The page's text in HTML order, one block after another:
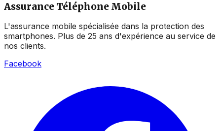
Assurance Téléphone Mobile
L'assurance mobile spécialisée dans la protection des
smartphones. Plus de 25 ans d'expérience au service de
nos clients.
Facebook